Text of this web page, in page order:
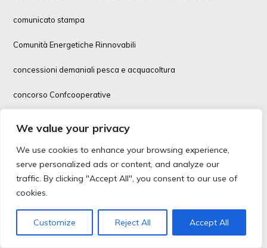
We value your privacy
We use cookies to enhance your browsing experience,
serve personalized ads or content, and analyze our
traffic. By clicking "Accept All", you consent to our use of
cookies.
Customize Reject All Accept All
comunicato stampa
Comunità Energetiche Rinnovabili
concessioni demaniali pesca e acquacoltura
concorso Confcooperative
Confcooperative Agroalimentare e Pesca
Confcooperative Cultura Sardegna
Confcooperative Habitat